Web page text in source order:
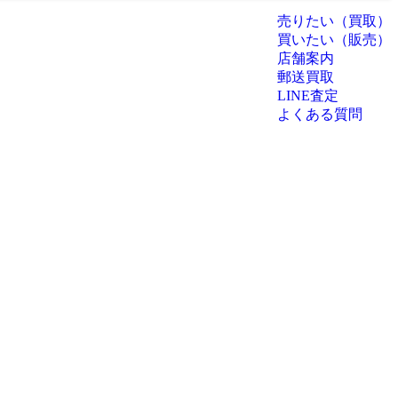
売りたい（買取）
買いたい（販売）
店舗案内
郵送買取
LINE査定
よくある質問